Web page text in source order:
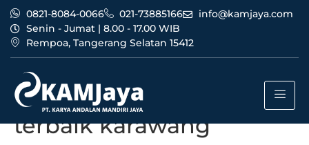
0821-8084-0066 021-73885166
info@kamjaya.com
Senin - Jumat | 8.00 - 17.00 WIB
Rempoa, Tangerang Selatan 15412
Tag:
grundfos indonesia
terbaik karawang